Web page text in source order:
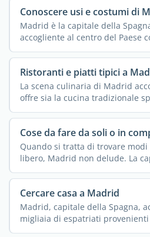
Conoscere usi e costumi di
Madrid è la capitale della
accogliente al centro del Paese
Ristoranti e piatti tipici a
La scena culinaria di Madrid
offre sia la cucina tradizionale
Cose da fare da soli o in
Quando si tratta di trovare
libero, Madrid non delude. La
Cercare casa a Madrid
Madrid, capitale della Spagna,
migliaia di espatriati